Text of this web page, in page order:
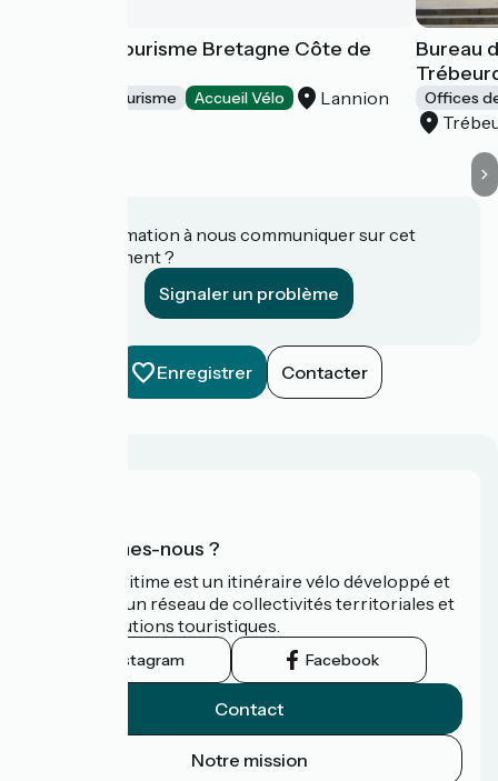
Office de Tourisme Bretagne Côte de
Offices de Tourisme Accueil Vélo Lannion
Bureau
Offices
Une information à nous communiquer sur cet
établissement ?
Signaler un problème
Enregistrer Contacter
Qui sommes-nous ?
La Vélomaritime est un itinéraire vélo développé et
promu par un réseau de collectivités territoriales et
leurs institutions touristiques.
Instagram Facebook
Contact
Notre mission